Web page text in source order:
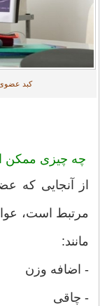
کبد
چه چیزی ممکن
از آنجایی که
مرتبط است،
مانند:
- اضافه وزن
- چاقی